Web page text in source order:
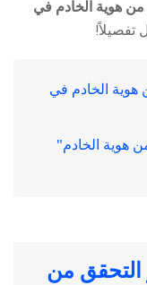
من هوية الخادم في
تفصيلاً!
من هوية الخادم في
من هوية الخادم"
التحقق من